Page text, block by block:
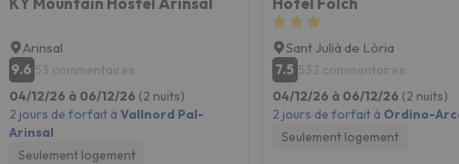
Arinsal
9.6 53 commentaires
04/12/26 à 06/12/26 (2 nuits)
2 jours de forfait à Vallnord Pal-
Arinsal
Seulement logement
Sant Julià de Lòria
7.5 532 commentaires
04/12/26 à 06/12/26 (2 nuits)
2 jours de forfait à Ordino-
Seulement logement